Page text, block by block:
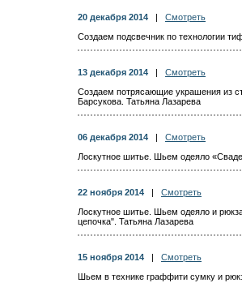
20 декабря 2014
Смотреть
Создаем подсвечник по технологии
13 декабря 2014
Смотреть
Создаем потрясающие украшения из
Барсукова. Татьяна Лазарева
06 декабря 2014
Смотреть
Лоскутное шитье. Шьем одеяло
22 ноября 2014
Смотреть
Лоскутное шитье. Шьем одеяло и
цепочка". Татьяна Лазарева
15 ноября 2014
Смотреть
Шьем в технике граффити сумку и